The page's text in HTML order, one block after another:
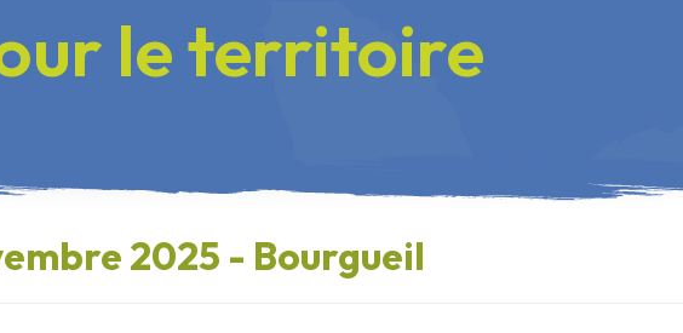
le territoire
2025 - Bourgueil